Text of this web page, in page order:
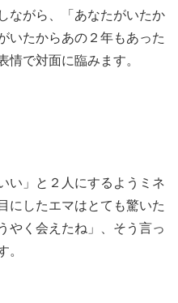
ながら、「あなたがいたか
いたからあの２年もあった
情で対面に臨みます。
い」と２人にするようミネ
にしたエマはとても驚いた
やく会えたね」、そう言っ
。